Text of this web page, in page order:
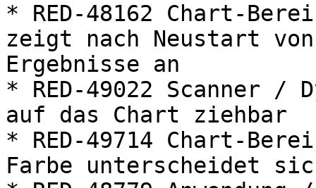
* RED-48162 Chart-
zeigt nach Neustart
Ergebnisse an
* RED-49022 Scanner /
auf das Chart ziehbar
* RED-49714 Chart-
Farbe unterscheidet